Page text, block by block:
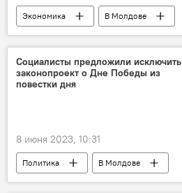
Экономика
В Молдове
Европейский союз
грант
Социалисты предложили исключить
законопроект о Дне Победы из
повестки дня
8 июня 2023, 10:31
Политика В Молдове